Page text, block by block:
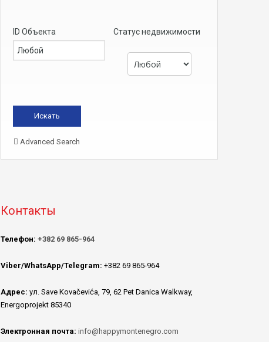
ID Объекта Статус недвижимости
Advanced Search
Контакты
Телефон: +382 69 865-964
Viber/WhatsApp/Telegram: +382 69 865-964
Адрес: ул. Save Kovačevića, 79, 62 Pet Danica Walkway,
Energoprojekt 85340
Электронная почта: info@happymontenegro.com